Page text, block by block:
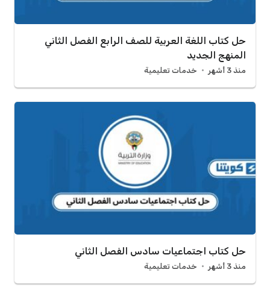
حل كتاب اللغة العربية للصف الرابع الفصل الثاني
المنهج الجديد
منذ 3 أشهر خدمات تعليمية
حل كتاب اجتماعيات سادس الفصل الثاني
منذ 3 أشهر خدمات تعليمية